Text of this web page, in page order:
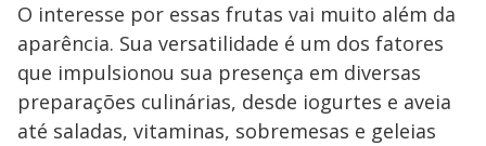
O interesse por essas frutas vai muito além da
aparência. Sua versatilidade é um dos fatores
que impulsionou sua presença em diversas
preparações culinárias, desde iogurtes e aveia
até saladas, vitaminas, sobremesas e geleias